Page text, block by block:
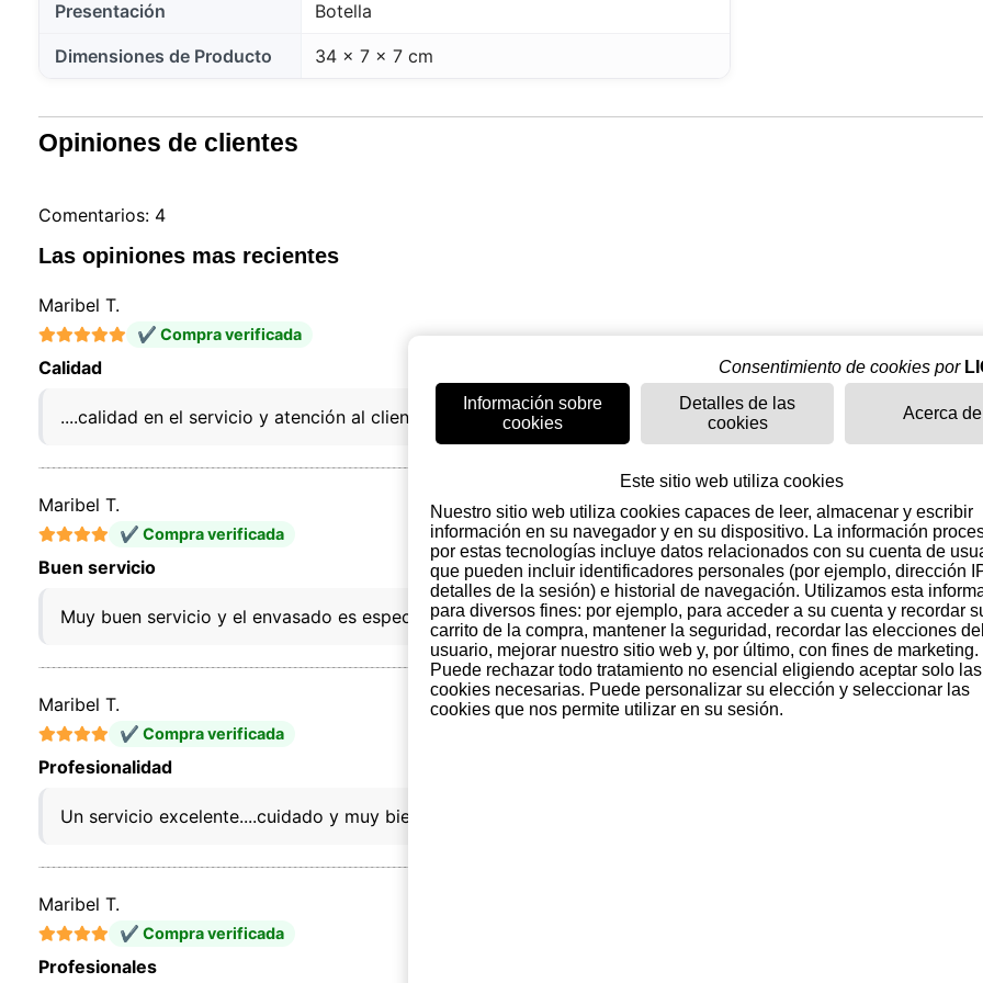
Presentación Botella
Dimensiones de Producto 34 x 7 x 7 cm
Opiniones de clientes
Comentarios: 4
Las opiniones mas recientes
Maribel T.
✔ Compra verificada
Calidad
....calidad en el servicio y atención al cliente
Maribel T.
✔ Compra verificada
Buen servicio
Muy buen servicio y el envasado es espectacular. Empresa recomendable.
Maribel T.
✔ Compra verificada
Profesionalidad
Un servicio excelente....cuidado y muy bien envalado. Recomendable.
Maribel T.
✔ Compra verificada
Profesionales
Consentimiento de cookies por
Información sobre
cookies
Detalles de las
cookies
Acerca de
Este sitio web utiliza cookies
Nuestro sitio web utiliza cookies capaces de leer, almacenar y escribir
información en su navegador y en su dispositivo. La información
por estas tecnologías incluye datos relacionados con su cuenta de
que pueden incluir identificadores personales (por ejemplo, dirección
detalles de la sesión) e historial de navegación. Utilizamos esta
para diversos fines: por ejemplo, para acceder a su cuenta y recordar
carrito de la compra, mantener la seguridad, recordar las elecciones del
usuario, mejorar nuestro sitio web y, por último, con fines de marketing.
Puede rechazar todo tratamiento no esencial eligiendo aceptar solo las
cookies necesarias. Puede personalizar su elección y seleccionar las
cookies que nos permite utilizar en su sesión.